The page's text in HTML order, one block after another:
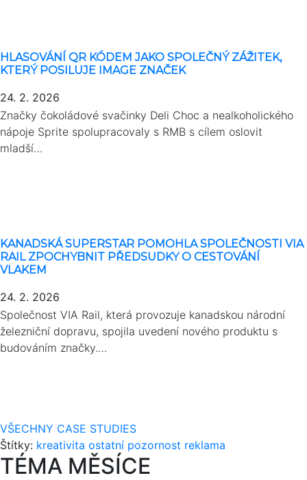
HLASOVÁNÍ QR KÓDEM JAKO SPOLEČNÝ ZÁŽITEK,
KTERÝ POSILUJE IMAGE ZNAČEK
24. 2. 2026
Značky čokoládové svačinky Deli Choc a nealkoholického
nápoje Sprite spolupracovaly s RMB s cílem oslovit
mladší…
KANADSKÁ SUPERSTAR POMOHLA SPOLEČNOSTI VIA
RAIL ZPOCHYBNIT PŘEDSUDKY O CESTOVÁNÍ
VLAKEM
24. 2. 2026
Společnost VIA Rail, která provozuje kanadskou národní
železniční dopravu, spojila uvedení nového produktu s
budováním značky.…
VŠECHNY CASE STUDIES
Štítky: kreativita ostatní pozornost reklama
TÉMA MĚSÍCE